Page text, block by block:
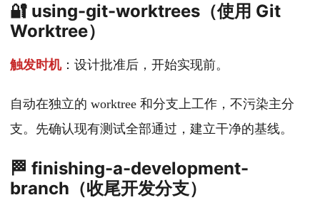
🔐 using-git-worktrees（使用 Git
Worktree）
触发时机：设计批准后，开始实现前。
自动在独立的 worktree 和分支上工作，不污染主分
支。先确认现有测试全部通过，建立干净的基线。
🏁 finishing-a-development-
branch（收尾开发分支）